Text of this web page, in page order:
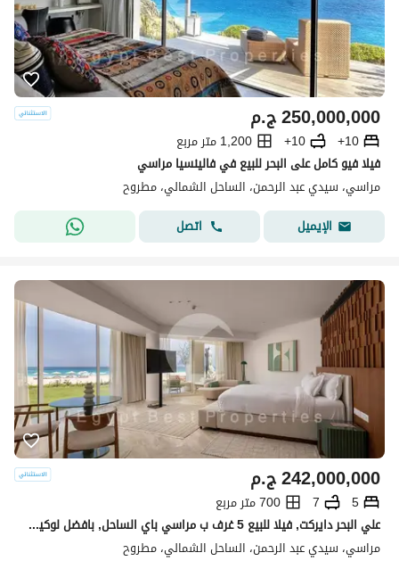
ج.م250,000,000
10+
10+
1,200 متر مربع
فيلا فيو كامل على البحر للبيع في فالينسيا مراسي
مراسي، سيدي عبد الرحمن، الساحل الشمالي، مطروح
الإيميل
اتصل
ج.م242,000,000
5
7
700 متر مربع
علي البحر دايركت, فيلا للبيع 5 غرف ب مراسي باي الساحل, بافضل لوكيشن وسعر مع اعمار
مراسي، سيدي عبد الرحمن، الساحل الشمالي، مطروح